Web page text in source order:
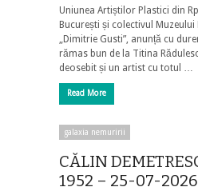
Uniunea Artiștilor Plastici din
București și colectivul
„Dimitrie Gusti”, anunță cu
rămas bun de la Titina
deosebit și un artist cu totul …
Read More
galaxia nemuririi
CĂLIN
1952 – 25-07-2026